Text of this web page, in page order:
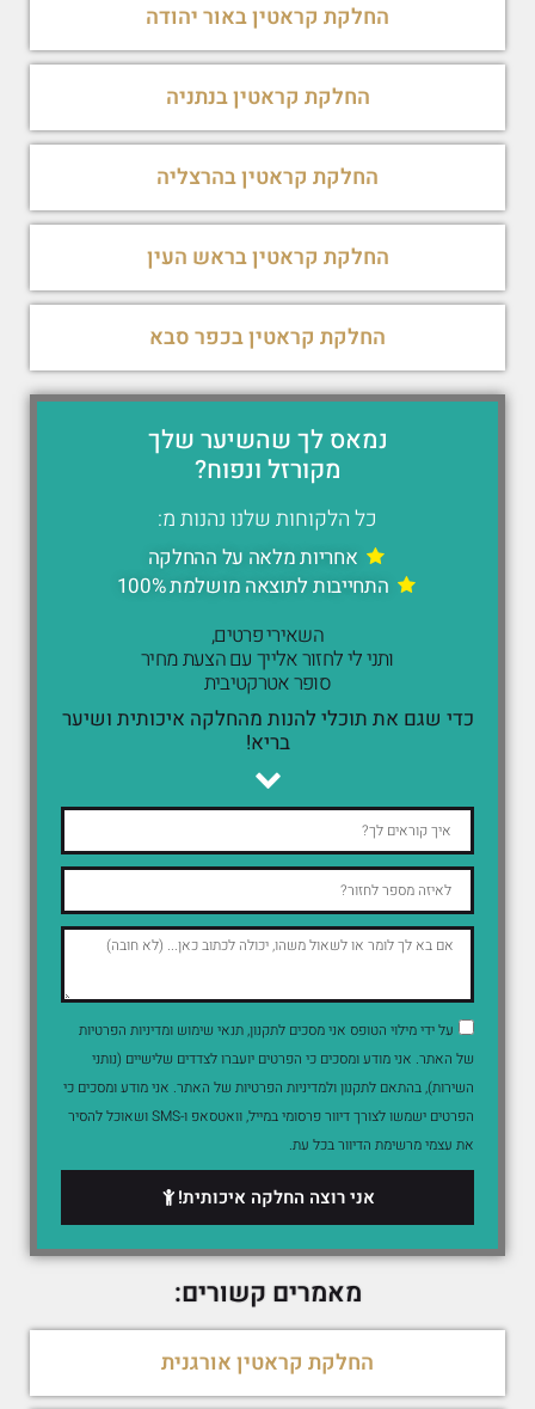
החלקת קראטין באור יהודה
החלקת קראטין בנתניה
החלקת קראטין בהרצליה
החלקת קראטין בראש העין
החלקת קראטין בכפר סבא
נמאס לך שהשיער שלך
מקורזל ונפוח?
כל הלקוחות שלנו נהנות מ:
אחריות מלאה על ההחלקה
התחייבות לתוצאה מושלמת 100%
השאירי פרטים,
ותני לי לחזור אלייך עם הצעת מחיר
סופר אטרקטיבית
כדי שגם את תוכלי להנות מהחלקה איכותית ושיער
בריא!
על ידי מילוי הטופס אני מסכים לתקנון, תנאי שימוש ומדיניות הפרטיות
של האתר. אני מודע ומסכים כי הפרטים יועברו לצדדים שלישיים (נותני
השירות), בהתאם לתקנון ולמדיניות הפרטיות של האתר. אני מודע ומסכים כי
הפרטים ישמשו לצורך דיוור פרסומי במייל, וואטסאפ ו-SMS ושאוכל להסיר
את עצמי מרשימת הדיוור בכל עת.
אני רוצה החלקה איכותית!
מאמרים קשורים:
החלקת קראטין אורגנית